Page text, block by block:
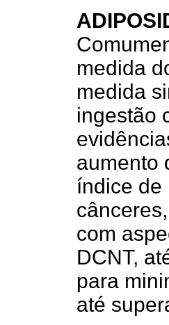
medida
medida
ingestão
aumento
índice de
com
DCNT,
para
até